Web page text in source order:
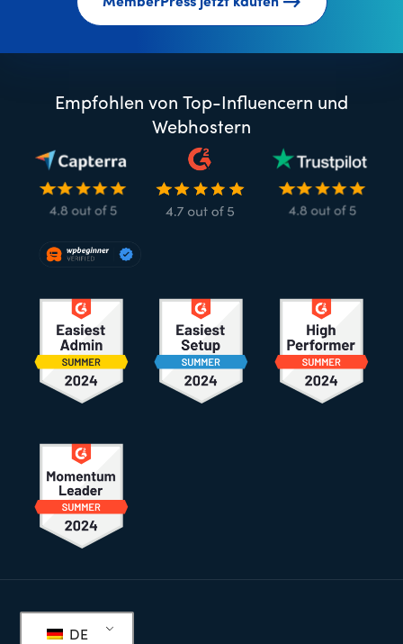
Empfohlen von Top-Influencern und
Webhostern
DE